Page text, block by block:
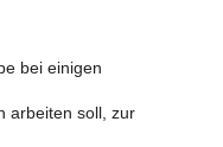
bei einigen
arbeiten soll, zur